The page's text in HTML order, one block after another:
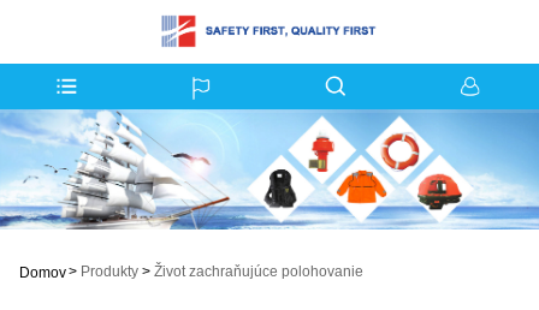
Domov> Produkty > Život zachraňujúce polohovanie